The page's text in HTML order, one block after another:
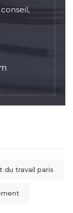
du travail paris